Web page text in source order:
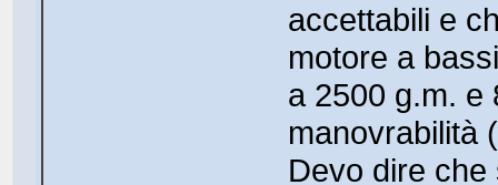
accettabili e
motore a
a 2500 g.m. e
manovrabilità
Devo dire